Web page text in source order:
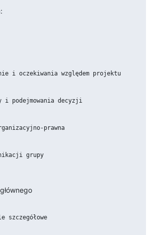
i oczekiwania względem projektu
i podejmowania decyzji
prawna
grupy
szczegółowe